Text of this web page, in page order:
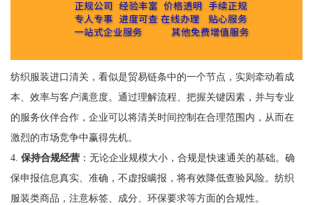
纺织服装进口清关，看似是贸易链条中的一个节点，实则牵动着成
本、效率与客户满意度。通过理解流程、把握关键因素，并与专业
的服务伙伴合作，企业可以将清关时间控制在合理范围内，从而在
激烈的市场竞争中赢得先机。
4. 保持合规经营：无论企业规模大小，合规是快速通关的基础。确
保申报信息真实、准确，不虚报瞒报，将有效降低查验风险。纺织
服装类商品，注意标签、成分、环保要求等方面的合规性。